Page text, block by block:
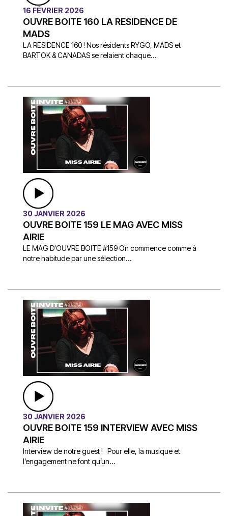
16 FÉVRIER 2026
OUVRE BOITE 160 LA RESIDENCE DE
MADS
LA RESIDENCE 160 ! Nos résidents RYGO, MADS et
BARTOK & CANADAS se relaient chaque...
30 JANVIER 2026
OUVRE BOITE 159 LE MAG AVEC MISS
AIRIE
LE MAG D'OUVRE BOITE #159 On commence comme à
notre habitude par une sélection...
30 JANVIER 2026
OUVRE BOITE 159 INTERVIEW AVEC MISS
AIRIE
Interview de notre guest ! Pour elle, la musique et
l’engagement ne font qu’un...